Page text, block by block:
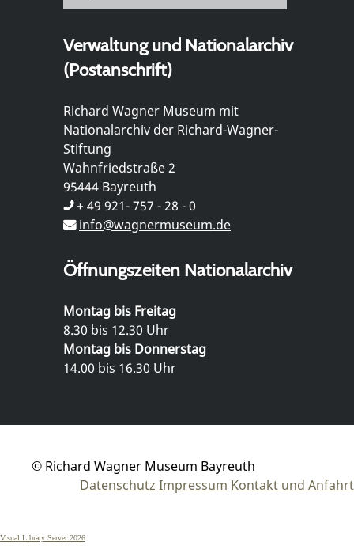
Verwaltung und Nationalarchiv
(Postanschrift)
Richard Wagner Museum mit
Nationalarchiv der Richard-Wagner-
Stiftung
Wahnfriedstraße 2
95444 Bayreuth
+ 49 921- 757 - 28 - 0
info@wagnermuseum.de
Öffnungszeiten Nationalarchiv
Montag bis Freitag
8.30 bis 12.30 Uhr
Montag bis Donnerstag
14.00 bis 16.30 Uhr
© Richard Wagner Museum Bayreuth
Datenschutz Impressum Kontakt und Anfahrt
Visual Library Server 2026